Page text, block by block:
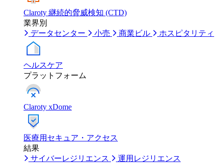
Claroty 継続的脅威検知 (CTD)
業界別
データセンター
小売 商業ビル ホスピタリティ
ヘルスケア
プラットフォーム
Claroty xDome
医療用セキュア・アクセス
結果
サイバーレジリエンス
運用レジリエンス